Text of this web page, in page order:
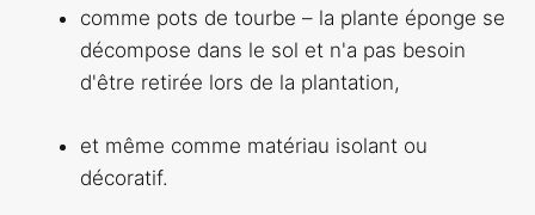
comme pots de tourbe – la plante éponge se
décompose dans le sol et n'a pas besoin
d'être retirée lors de la plantation,
et même comme matériau isolant ou
décoratif.